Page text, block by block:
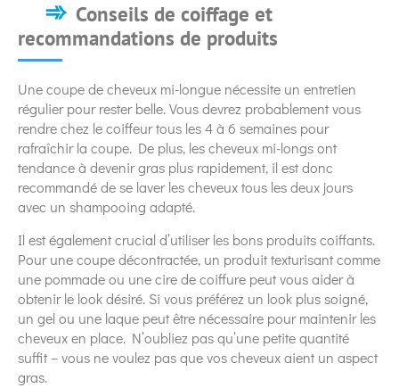
Conseils de coiffage et
recommandations de produits
Une coupe de cheveux mi-longue nécessite un entretien
régulier pour rester belle. Vous devrez probablement vous
rendre chez le coiffeur tous les 4 à 6 semaines pour
rafraîchir la coupe. De plus, les cheveux mi-longs ont
tendance à devenir gras plus rapidement, il est donc
recommandé de se laver les cheveux tous les deux jours
avec un shampooing adapté.
Il est également crucial d’utiliser les bons produits coiffants.
Pour une coupe décontractée, un produit texturisant comme
une pommade ou une cire de coiffure peut vous aider à
obtenir le look désiré. Si vous préférez un look plus soigné,
un gel ou une laque peut être nécessaire pour maintenir les
cheveux en place. N’oubliez pas qu’une petite quantité
suffit – vous ne voulez pas que vos cheveux aient un aspect
gras.